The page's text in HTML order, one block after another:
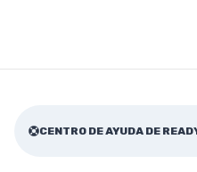
CENTRO DE AYUDA DE